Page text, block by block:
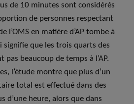
de 10 minutes sont considérés
de personnes respectant
l’OMS en matière d’AP tombe à
signifie que les trois quarts des
pas beaucoup de temps à l’AP.
l’étude montre que plus d’un
total est effectué dans des
d’une heure, alors que dans